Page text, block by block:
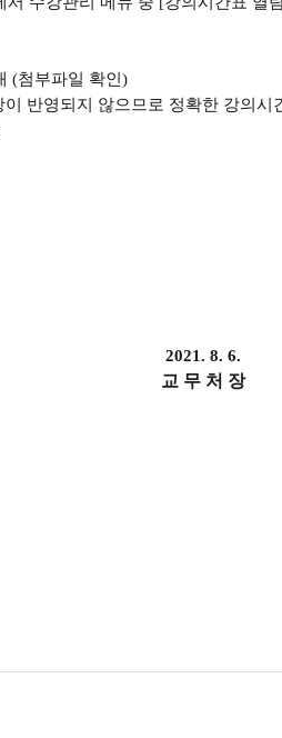
(첨부파일 확인 )
반영되지 않으므로 정확한 강의시
2021. 8. 6.
교 무 처 장